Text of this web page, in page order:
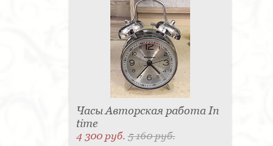
Часы Авторская работа In
time
4 300 руб.5 160 руб.